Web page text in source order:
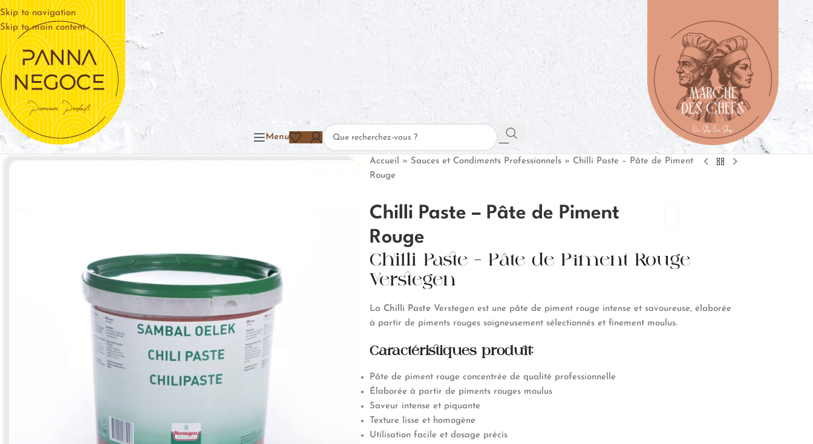
Skip to navigation
Skip to main content
Menu
Accueil » Sauces et Condiments Professionnels » Chilli Paste – Pâte de Piment
Rouge
Chilli Paste – Pâte de Piment
Rouge
Chilli Paste – Pâte de Piment Rouge -
Verstegen
La Chilli Paste Verstegen est une pâte de piment rouge intense et savoureuse, élaborée
à partir de piments rouges soigneusement sélectionnés et finement moulus.
Caractéristiques produit:
Pâte de piment rouge concentrée de qualité professionnelle
Élaborée à partir de piments rouges moulus
Saveur intense et piquante
Texture lisse et homogène
Utilisation facile et dosage précis